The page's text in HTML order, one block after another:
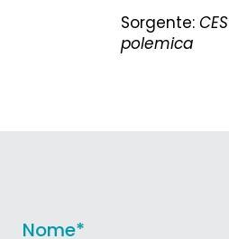
Sorgente:
polemica
Nome*